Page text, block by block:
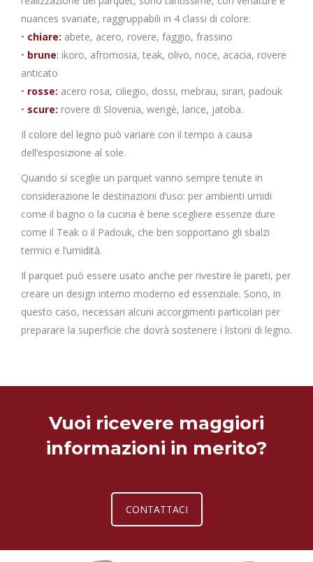
nuances svariate, raggruppabili in 4 classi di colore:
• chiare: abete, acero, rovere, faggio, frassino
• brune: ikoro, afromosia, teak, olivo, noce, acacia, rovere
anticato
• rosse: acero rosa, ciliegio, dossi, mebrau, sirari, padouk
• scure: rovere di Slovenia, wengè, larice, jatoba.
Il colore del legno può variare con il tempo a causa
dell’esposizione al sole.
Quando si sceglie un parquet vanno sempre tenute in
considerazione le destinazioni d’uso: per ambienti umidi
come il bagno o la cucina è bene scegliere essenze dure
come il Teak o il Padouk, che ben sopportano gli sbalzi
termici e l’umidità.
Il parquet può essere usato anche per rivestire le pareti, per
creare un design interno moderno ed essenziale. Sono, in
questo caso, necessari alcuni accorgimenti particolari per
preparare la superficie che dovrà sostenere i listoni di legno.
Vuoi ricevere maggiori
informazioni in merito?
CONTATTACI